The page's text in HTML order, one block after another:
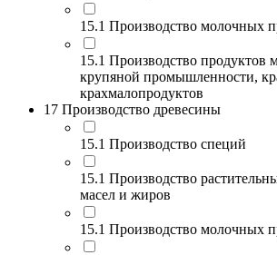
15.1 Производство молочных
15.1 Производство продуктов
крупяной промышленности,
крахмалопродуктов
17 Производство древесины
15.1 Производство специй
15.1 Производство
масел и жиров
15.1 Производство молочных